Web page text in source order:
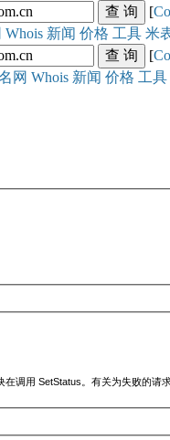
[
Whois 新闻 价格 工具 米